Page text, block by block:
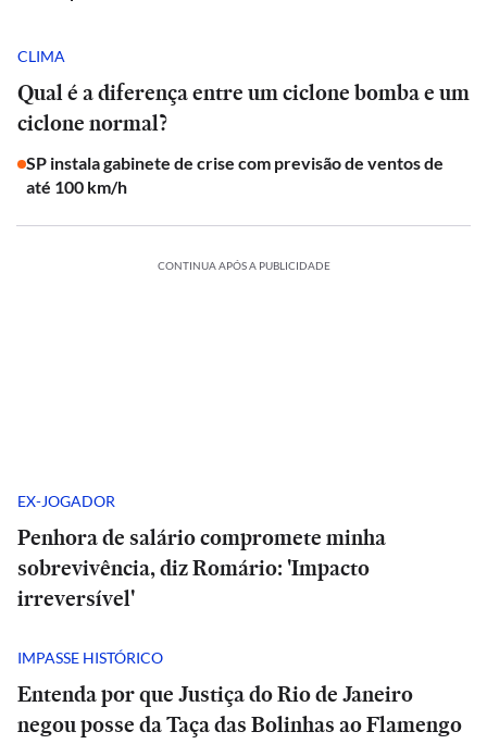
CLIMA
Qual é a diferença entre um ciclone bomba e um
ciclone normal?
SP instala gabinete de crise com previsão de ventos de
até 100 km/h
CONTINUA APÓS A PUBLICIDADE
EX-JOGADOR
Penhora de salário compromete minha
sobrevivência, diz Romário: 'Impacto
irreversível'
IMPASSE HISTÓRICO
Entenda por que Justiça do Rio de Janeiro
negou posse da Taça das Bolinhas ao Flamengo